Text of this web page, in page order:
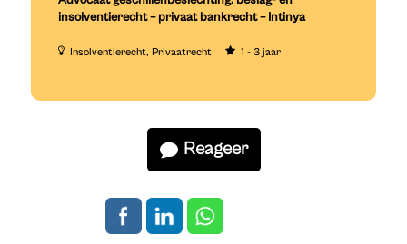
insolventierecht – privaat bankrecht – Intinya
Insolventierecht Privaatrecht 1 - 3 jaar
Reageer